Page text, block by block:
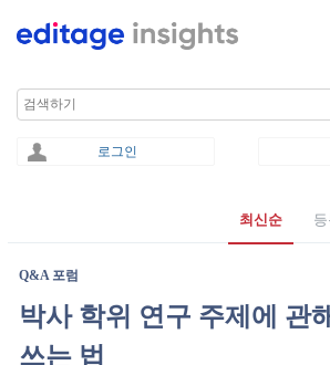
Search
로그인
최신순
Q&A 포럼
박사 학위 연구 주제에 관
쓰는 법